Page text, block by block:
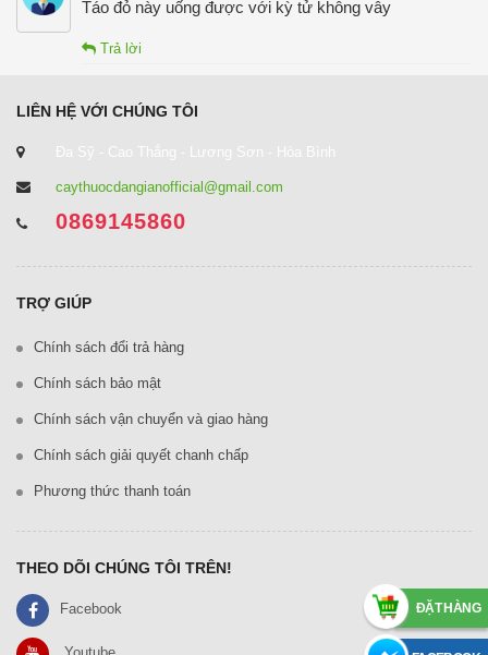
Táo đỏ này uống được với kỳ tử không vây
Trả lời
ĐẶT HÀNG
LIÊN HỆ VỚI CHÚNG TÔI
Đa Sỹ - Cao Thắng - Lương Sơn - Hòa Bình
caythuocdangianofficial@gmail.com
0869145860
TRỢ GIÚP
Chính sách đổi trả hàng
Chính sách bảo mật
Chính sách vận chuyển và giao hàng
Chính sách giải quyết chanh chấp
Phương thức thanh toán
THEO DÕI CHÚNG TÔI TRÊN!
Facebook